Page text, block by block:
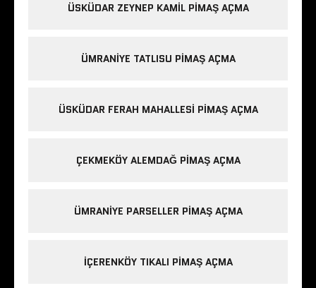
ÜSKÜDAR ZEYNEP KAMIL PIMAŞ AÇMA
ÜMRANIYE TATLISU PIMAŞ AÇMA
ÜSKÜDAR FERAH MAHALLESI PIMAŞ AÇMA
ÇEKMEKÖY ALEMDAĞ PIMAŞ AÇMA
ÜMRANIYE PARSELLER PIMAŞ AÇMA
IÇERENKÖY TIKALI PIMAŞ AÇMA